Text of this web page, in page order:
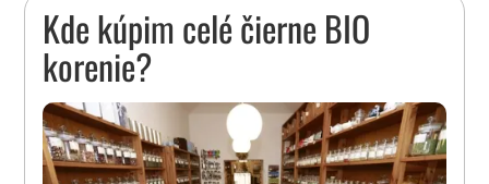
Kde kúpim celé čierne BIO
korenie?